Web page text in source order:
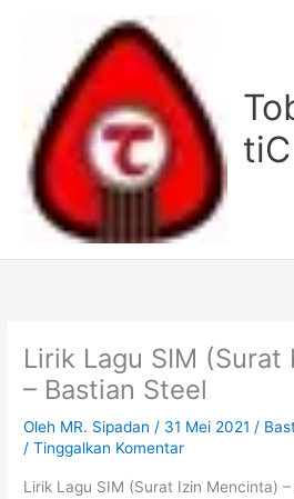
tiC
Lirik Lagu SIM (Surat
– Bastian Steel
Oleh MR. Sipadan / 31 Mei 2021 /
/Tinggalkan Komentar
Lirik Lagu SIM (Surat Izin Mencinta)